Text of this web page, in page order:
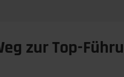
zur Top-